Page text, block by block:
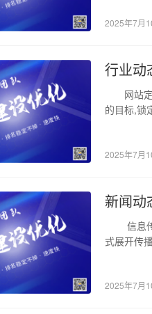
2025年7月
行业动
网站定
的目标,锁
2025年7月
新闻动
信息传
式展开传
2025年7月